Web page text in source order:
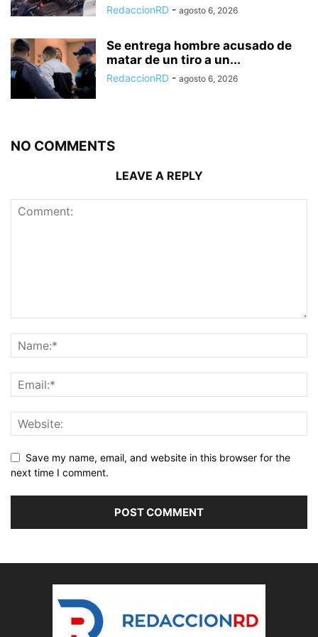
RedaccionRD - agosto 6, 2026
Se entrega hombre acusado de
matar de un tiro a un...
RedaccionRD - agosto 6, 2026
NO COMMENTS
LEAVE A REPLY
Save my name, email, and website in this browser for the
next time I comment.